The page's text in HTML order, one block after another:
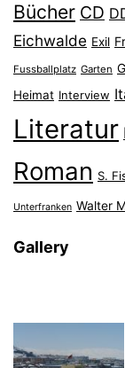
Bücher CD
Eichwalde Exil
Fussballplatz Garten
Heimat Interview
Literatur
Roman S.
Unterfranken Walter
Gallery